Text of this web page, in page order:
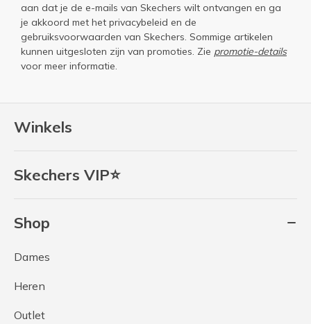
Winkels
Skechers VIP⭐
Shop
Dames
Heren
Outlet
aan dat je de e-mails van Skechers wilt ontvangen en ga
je akkoord met het privacybeleid en de
gebruiksvoorwaarden van Skechers. Sommige artikelen
kunnen uitgesloten zijn van promoties. Zie promotie-details
voor meer informatie.